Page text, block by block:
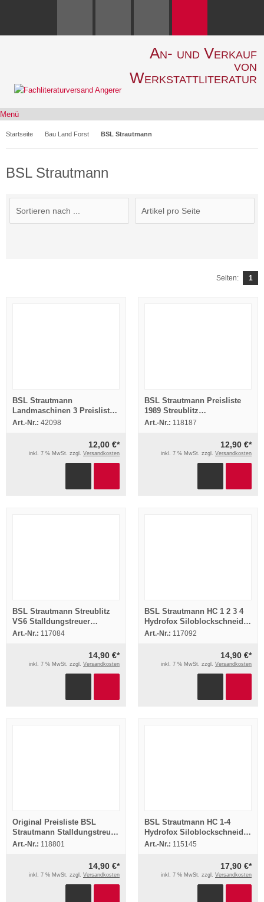
An- und Verkauf
von
Werkstattliteratur
Menü
Startseite Bau Land Forst BSL Strautmann
BSL Strautmann
Seiten: 1
BSL Strautmann
Landmaschinen 3 Preislisten
1965/66
Art.-Nr.: 42098
12,00 €*
inkl. 7 % MwSt. zzgl. Versandkosten
BSL Strautmann Preisliste
1989 Streublitz
Kippanhänger Ladeblitz
Art.-Nr.: 118187
12,90 €*
inkl. 7 % MwSt. zzgl. Versandkosten
BSL Strautmann Streublitz
VS6 Stalldungstreuer
Ersatzteilliste 1979
Art.-Nr.: 117084
14,90 €*
inkl. 7 % MwSt. zzgl. Versandkosten
BSL Strautmann HC 1 2 3 4
Hydrofox Siloblockschneider
Betriebsanleitung 1991
Art.-Nr.: 117092
14,90 €*
inkl. 7 % MwSt. zzgl. Versandkosten
Original Preisliste BSL
Strautmann Stalldungstreuer
Ladewagen Kippanhänger
Art.-Nr.: 118801
14,90 €*
inkl. 7 % MwSt. zzgl. Versandkosten
BSL Strautmann HC 1-4
Hydrofox Siloblockschneider
Betriebsanleitung 1994
Art.-Nr.: 115145
17,90 €*
inkl. 7 % MwSt. zzgl. Versandkosten